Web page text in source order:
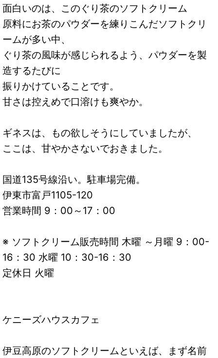
面白いのは、このぐり茶のソフトクリーム
原料にお茶のパウダーを練りこんだソフトクリ
ームが多い中、
ぐり茶の風味が感じられるよう、パウダーを製
造するたびに
振りかけていることです。
甘さは控えめで口溶けも爽やか。
ギネスは、もの欲しそうにしていましたが、
ここは、甘やかさないでおきました。
国道135号線沿い。駐車場完備。
伊東市富戸1105-120
営業時間 9：00～17：00
※ ソフトクリーム販売時間 木曜 ～月曜 9：00-
16：30 水曜 10：30-16：30
定休日 火曜
ケニーズハウスカフェ
伊豆高原のソフトクリームといえば、まず名前